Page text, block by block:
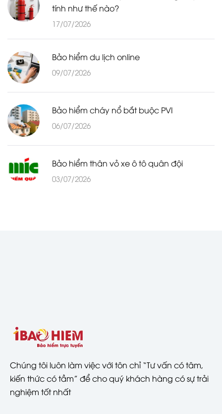
tính như thế nào?
17/07/2026
Bảo hiểm du lịch online
09/07/2026
Bảo hiểm cháy nổ bắt buộc PVI
06/07/2026
Bảo hiểm thân vỏ xe ô tô quân đội
03/07/2026
Chúng tôi luôn làm việc với tôn chỉ “Tư vấn có tâm,
kiến thức có tầm” để cho quý khách hàng có sự trải
nghiệm tốt nhất